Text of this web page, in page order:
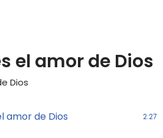
el amor de Dios
Dios
amor de Dios 2:27